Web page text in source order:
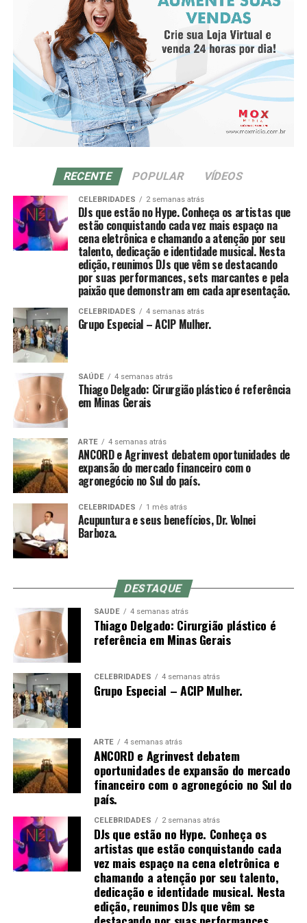
para criar novas possibilidades e, principalmente,
consciência coletiva: entender que quando mulheres se
apoiam, todas crescem juntas.
RECENTE POPULAR VÍDEOS
CELEBRIDADES 2 semanas atrás
DJs que estão no Hype. Conheça os artistas que
estão conquistando cada vez mais espaço na
cena eletrônica e chamando a atenção por seu
talento, dedicação e identidade musical. Nesta
edição, reunimos DJs que vêm se destacando
por suas performances, sets marcantes e pela
paixão que demonstram em cada apresentação.
CELEBRIDADES 4 semanas atrás
Grupo Especial – ACIP Mulher.
SAÚDE 4 semanas atrás
Thiago Delgado: Cirurgião plástico é referência
em Minas Gerais
ARTE 4 semanas atrás
ANCORD e Agrinvest debatem oportunidades de
expansão do mercado financeiro com o
agronegócio no Sul do país.
CELEBRIDADES 1 mês atrás
Acupuntura e seus benefícios, Dr. Volnei
Barboza.
DESTAQUE
SAÚDE 4 semanas atrás
Thiago Delgado: Cirurgião plástico é
referência em Minas Gerais
CELEBRIDADES 4 semanas atrás
Grupo Especial – ACIP Mulher.
ARTE 4 semanas atrás
ANCORD e Agrinvest debatem
oportunidades de expansão do mercado
financeiro com o agronegócio no Sul do
país.
CELEBRIDADES 2 semanas atrás
DJs que estão no Hype. Conheça os
artistas que estão conquistando cada
vez mais espaço na cena eletrônica e
chamando a atenção por seu talento,
dedicação e identidade musical. Nesta
edição, reunimos DJs que vêm se